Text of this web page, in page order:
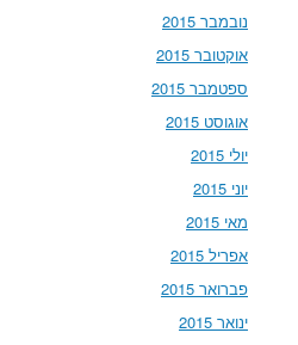
נובמבר 2015
אוקטובר 2015
ספטמבר 2015
אוגוסט 2015
יולי 2015
יוני 2015
מאי 2015
אפריל 2015
פברואר 2015
ינואר 2015